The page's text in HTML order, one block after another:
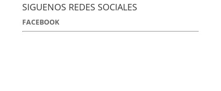
SIGUENOS REDES SOCIALES
FACEBOOK